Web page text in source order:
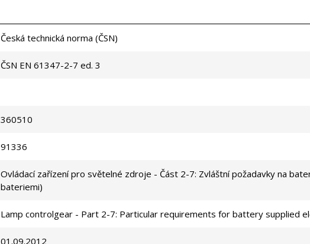
Česká technická norma (ČSN)
ČSN EN 61347-2-7 ed. 3
360510
91336
Ovládací zařízení pro světelné zdroje - Část 2-7: Zvláštní požadavky na
bateriemi)
Lamp controlgear - Part 2-7: Particular requirements for battery supplied
01.09.2012